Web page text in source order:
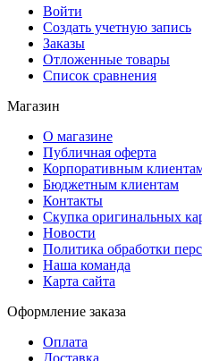
Войти
Создать учетную запись
Заказы
Отложенные товары
Список сравнения
Магазин
О магазине
Публичная оферта
Корпоративным
Бюджетным клиентам
Контакты
Скупка оригинальных
Новости
Политика обработки
Наша команда
Карта сайта
Оформление заказа
Оплата
Доставка